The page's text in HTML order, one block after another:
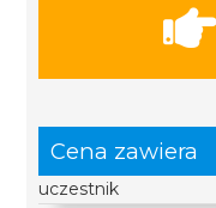
Cena zawiera
uczestnik